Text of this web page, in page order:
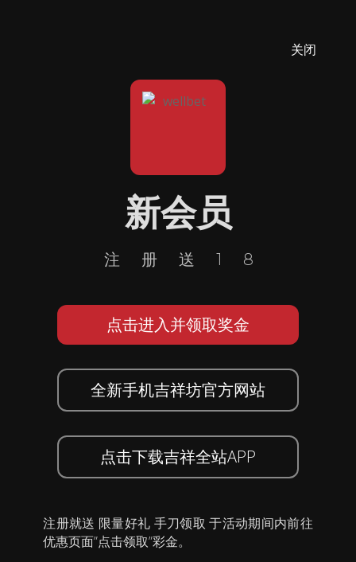
关闭
新会员
注册送18
点击进入并领取奖金
全新手机吉祥坊官方网站
点击下载吉祥全站APP
注册就送 限量好礼 手刀领取 于活动期间内前往
优惠页面”点击领取”彩金。